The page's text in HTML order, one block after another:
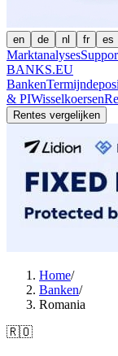
en de nl fr es
Marktanalyses
BANKS.EU
Banken
& PIWisselkoersen
Rentes vergelijken
Home/
Banken/
Romania
🇷🇴